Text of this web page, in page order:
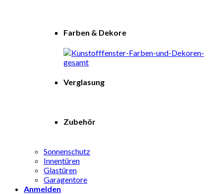
Farben & Dekore
Verglasung
Zubehör
Sonnenschutz
Innentüren
Glastüren
Garagentore
Anmelden